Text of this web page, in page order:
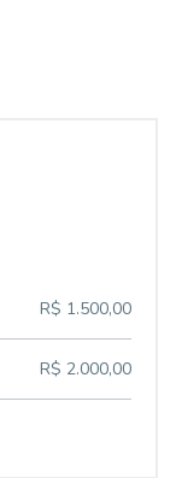
R$ 1.500,00
R$ 2.000,00